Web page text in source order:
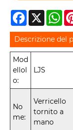
Facebook
X
Descrizione del
Mod
ellol
o:
LJS
No
me:
Verricello
tornito a
mano